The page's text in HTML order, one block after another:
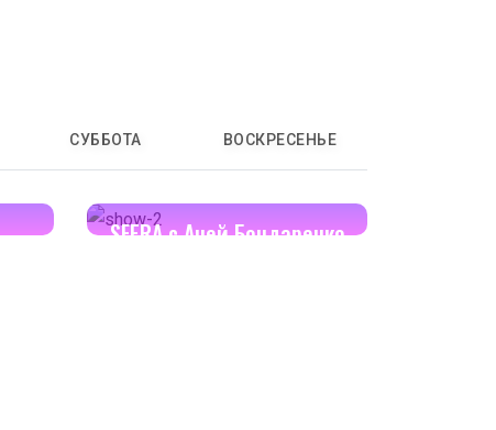
СУББОТА ВОСКРЕСЕНЬЕ
SFERA с Аней Бондаренко